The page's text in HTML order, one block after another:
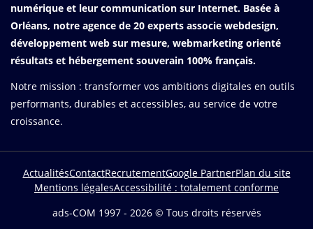
numérique et leur communication sur Internet. Basée à
Orléans, notre agence de 20 experts associe webdesign,
développement web sur mesure, webmarketing orienté
résultats et hébergement souverain 100% français.
Notre mission : transformer vos ambitions digitales en outils
performants, durables et accessibles, au service de votre
croissance.
Menu
ActualitésContactRecrutementGoogle PartnerPlan du site
Mentions légalesAccessibilité : totalement conforme
ads-COM 1997 - 2026 © Tous droits réservés